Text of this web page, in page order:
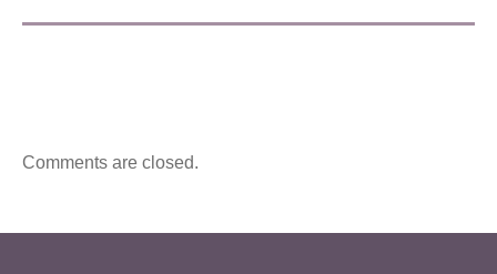
Comments are closed.